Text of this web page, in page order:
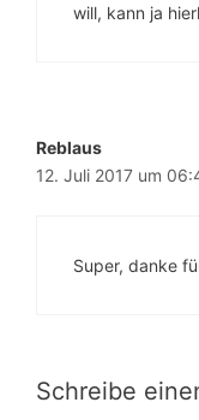
will, kann ja
Reblaus
12. Juli 2017 um
Super, danke
Schreibe